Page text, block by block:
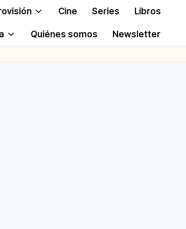
Cine Series Libros
Quiénes somos Newsletter